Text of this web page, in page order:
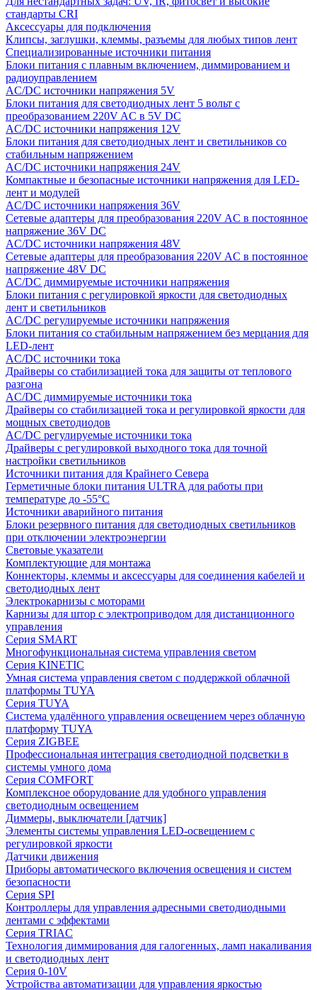
стандарты CRI
Аксессуары для подключения
Клипсы, заглушки, клеммы, разъемы для любых типов лент
Специализированные источники питания
Блоки питания с плавным включением, диммированием и
радиоуправлением
AC/DC источники напряжения 5V
Блоки питания для светодиодных лент 5 вольт с
преобразованием 220V AC в 5V DC
AC/DC источники напряжения 12V
Блоки питания для светодиодных лент и светильников со
стабильным напряжением
AC/DC источники напряжения 24V
Компактные и безопасные источники напряжения для LED-
лент и модулей
AC/DC источники напряжения 36V
Сетевые адаптеры для преобразования 220V AC в постоянное
напряжение 36V DC
AC/DC источники напряжения 48V
Сетевые адаптеры для преобразования 220V AC в постоянное
напряжение 48V DC
AC/DC диммируемые источники напряжения
Блоки питания с регулировкой яркости для светодиодных
лент и светильников
AC/DC регулируемые источники напряжения
Блоки питания со стабильным напряжением без мерцания для
LED-лент
AC/DC источники тока
Драйверы со стабилизацией тока для защиты от теплового
разгона
AC/DC диммируемые источники тока
Драйверы со стабилизацией тока и регулировкой яркости для
мощных светодиодов
AC/DC регулируемые источники тока
Драйверы с регулировкой выходного тока для точной
настройки светильников
Источники питания для Крайнего Севера
Герметичные блоки питания ULTRA для работы при
температуре до -55°C
Источники аварийного питания
Блоки резервного питания для светодиодных светильников
при отключении электроэнергии
Световые указатели
Комплектующие для монтажа
Коннекторы, клеммы и аксессуары для соединения кабелей и
светодиодных лент
Электрокарнизы с моторами
Карнизы для штор с электроприводом для дистанционного
управления
Серия SMART
Многофункциональная система управления светом
Серия KINETIC
Умная система управления светом с поддержкой облачной
платформы TUYA
Серия TUYA
Система удалённого управления освещением через облачную
платформу TUYA
Серия ZIGBEE
Профессиональная интеграция светодиодной подсветки в
системы умного дома
Серия COMFORT
Комплексное оборудование для удобного управления
светодиодным освещением
Диммеры, выключатели [датчик]
Элементы системы управления LED-освещением с
регулировкой яркости
Датчики движения
Приборы автоматического включения освещения и систем
безопасности
Серия SPI
Контроллеры для управления адресными светодиодными
лентами с эффектами
Серия TRIAC
Технология диммирования для галогенных, ламп накаливания
и светодиодных лент
Серия 0-10V
Устройства автоматизации для управления яркостью